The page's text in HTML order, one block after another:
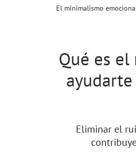
El minimalismo
Qué es
Eliminar el